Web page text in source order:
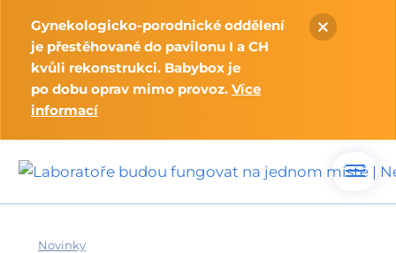
Gynekologicko-porodnické oddělení
je přestěhované do pavilonu I a CH
kvůli rekonstrukci. Babybox je
po dobu oprav mimo provoz. Více
informací
Novinky